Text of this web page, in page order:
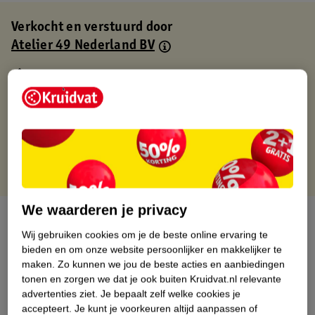
Verkocht en verstuurd door
Atelier 49 Nederland BV
Gratis thuisbezorgd
Gratis retourneren via verkooppartner.
Over dit product
Productinformatie
Nature Impact Score
We waarderen je privacy
Wij gebruiken cookies om je de beste online ervaring te
bieden en om onze website persoonlijker en makkelijker te
maken. Zo kunnen we jou de beste acties en aanbiedingen
tonen en zorgen we dat je ook buiten Kruidvat.nl relevante
advertenties ziet. Je bepaalt zelf welke cookies je
accepteert. Je kunt je voorkeuren altijd aanpassen of